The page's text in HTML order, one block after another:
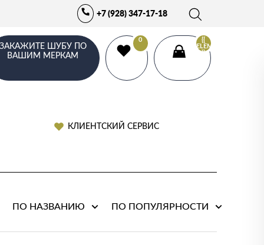
+7 (928) 347-17-18
ЗАКАЖИТЕ ШУБУ ПО
ВАШИМ МЕРКАМ
0
{{
ELEMENTS.LENGTH
}}
КЛИЕНТСКИЙ СЕРВИС
ПО НАЗВАНИЮ ПО ПОПУЛЯРНОСТИ